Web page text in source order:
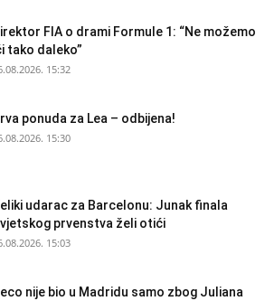
FIA o drami Formule 1: “Ne možemo
tako daleko”
15:32
ponuda za Lea – odbijena!
15:30
udarac za Barcelonu: Junak finala
prvenstva želi otići
15:03
nije bio u Madridu samo zbog Juliana